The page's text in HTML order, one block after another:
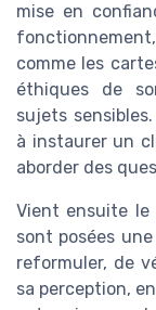
mise en
comme les
éthiques de
sujets
à instaurer un
aborder des
Vient ensuite
sont posées
reformuler, de
sa perception,